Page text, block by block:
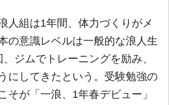
人組は1年間、体力づくりがメ
の意識レベルは一般的な浪人生
ジムでトレーニングを励み、
にしてきたという。受験勉強の
そが「一浪、1年春デビュー」